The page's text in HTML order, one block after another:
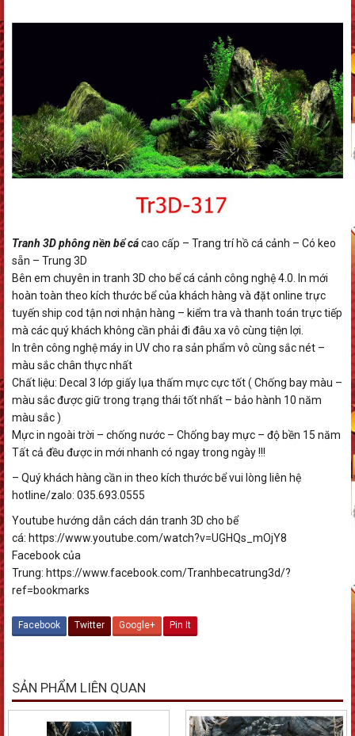
Tranh 3D phông nền bể cácao cấp – Trang trí hồ cá cảnh – Có keo
sẵn – Trung 3D
Bên em chuyên in tranh 3D cho bể cá cảnh công nghệ 4.0. In mới
hoàn toàn theo kích thước bể của khách hàng và đặt online trực
tuyến ship cod tận nơi nhận hàng – kiểm tra và thanh toán trực tiếp
mà các quý khách không cần phải đi đâu xa vô cùng tiện lợi.
In trên công nghệ máy in UV cho ra sản phẩm vô cùng sắc nét –
màu sắc chân thực nhất
Chất liệu: Decal 3 lớp giấy lụa thấm mực cực tốt ( Chống bay màu –
màu sắc được giữ trong trạng thái tốt nhất – bảo hành 10 năm
màu sắc )
Mực in ngoài trời – chống nước – Chống bay mực – độ bền 15 năm
Tất cả đều được in mới nhanh có ngay trong ngày !!!
– Quý khách hàng cần in theo kích thước bể vui lòng liên hệ
hotline/zalo: 035.693.0555
Youtube hướng dẫn cách dán tranh 3D cho bể
cá: https://www.youtube.com/watch?v=UGHQs_mOjY8
Facebook của
Trung: https://www.facebook.com/Tranhbecatrung3d/?
ref=bookmarks
Facebook Twitter Google+ Pin It
SẢN PHẨM LIÊN QUAN